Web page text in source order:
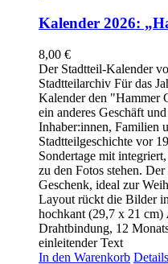
Kalender 2026:
8,00 €
Der Stadtteil-Kalender
Stadtteilarchiv Für das
Kalender den "Hammer
ein anderes Geschäft
Inhaber:innen, Familien
Stadtteilgeschichte vor
Sondertage mit
zu den Fotos stehen.
Geschenk, ideal zur
Layout rückt die Bilder
hochkant (29,7 x 21 cm)
Drahtbindung, 12
einleitender Text
In den Warenkorb Details